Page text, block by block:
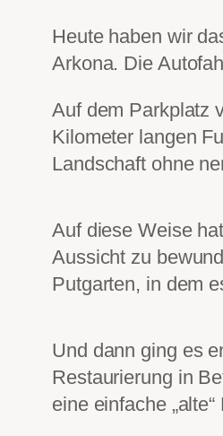
Heute haben wir
Arkona. Die
Auf dem Parkplatz
Kilometer langen
Landschaft ohne
Auf diese Weise
Aussicht zu
Putgarten, in dem
Und dann ging es
Restaurierung in
eine einfache